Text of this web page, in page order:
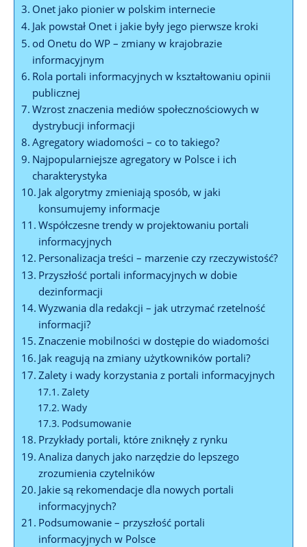
Onet jako pionier w polskim internecie
Jak powstał Onet i jakie były jego pierwsze kroki
od Onetu do WP – zmiany w krajobrazie
informacyjnym
Rola portali informacyjnych w kształtowaniu opinii
publicznej
Wzrost znaczenia mediów społecznościowych w
dystrybucji informacji
Agregatory wiadomości – co to takiego?
Najpopularniejsze agregatory w Polsce i ich
charakterystyka
Jak algorytmy zmieniają sposób, w jaki
konsumujemy informacje
Współczesne trendy w projektowaniu portali
informacyjnych
Personalizacja treści – marzenie czy rzeczywistość?
Przyszłość portali informacyjnych w dobie
dezinformacji
Wyzwania dla redakcji – jak utrzymać rzetelność
informacji?
Znaczenie mobilności w dostępie do wiadomości
Jak reagują na zmiany użytkowników portali?
Zalety i wady korzystania z portali informacyjnych
Zalety
Wady
Podsumowanie
Przykłady portali, które zniknęły z rynku
Analiza danych jako narzędzie do lepszego
zrozumienia czytelników
Jakie są rekomendacje dla nowych portali
informacyjnych?
Podsumowanie – przyszłość portali
informacyjnych w Polsce